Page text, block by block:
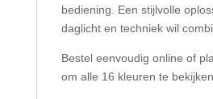
bediening. Een stijlvolle
daglicht en techniek wil
Bestel eenvoudig online of
om alle 16 kleuren te bekijken.